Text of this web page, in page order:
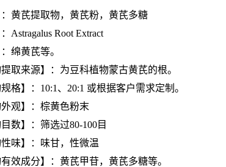
：黄芪提取物，黄芪粉，黄芪多糖
Astragalus Root Extract
绵黄芪等。
提取来源】：为豆科植物蒙古黄芪的根。
规格】：10:1、20:1 或根据客户需求定制。
外观】：棕黄色粉末
目数】：筛选过80-100目
性味】：味甘，性微温
有效成分】：黄芪甲苷，黄芪多糖等。